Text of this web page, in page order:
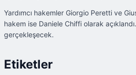
Yardımcı hakemler Giorgio Peretti ve
hakem ise Daniele Chiffi olarak
gerçekleşecek.
Etiketler